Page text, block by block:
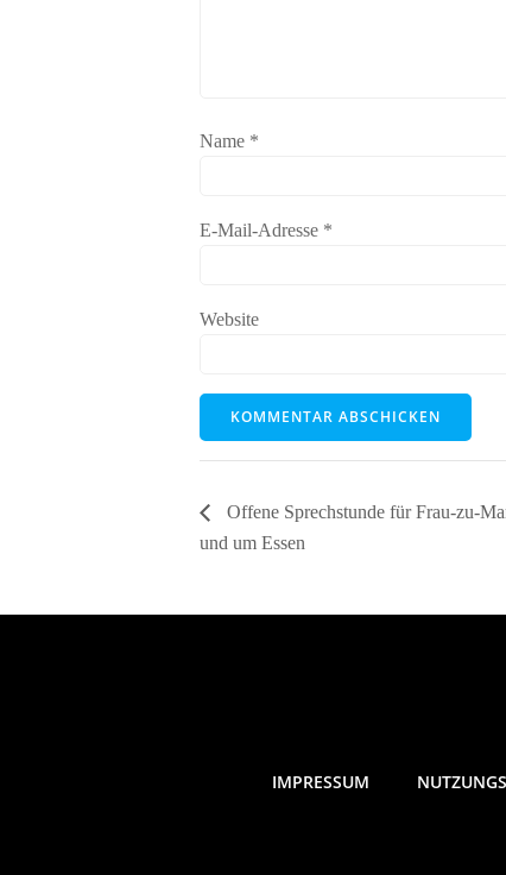
Name *
E-Mail-Adresse *
Website
Offene Sprechstunde für Frau-zu-
und um Essen
IMPRESSUM